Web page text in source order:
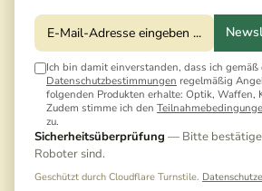
Ich bin damit einverstanden, dass ich gemäß
Datenschutzbestimmungen regelmäßig
folgenden Produkten erhalte: Optik, Waffen,
Zudem stimme ich den
zu.
Sicherheitsüberprüfung — Bitte
Roboter sind.
Geschützt durch Cloudflare Turnstile.